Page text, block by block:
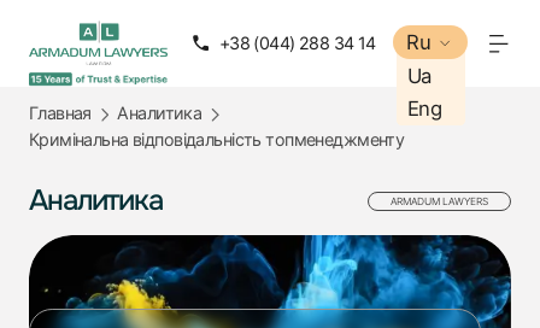
+38 (044) 288 34 14
Ru
Ua
Eng
+38 (050) 288 34 14
Ru
Ua
Eng
Главная
Аналитика
Кримінальна відповідальність топменеджменту
Аналитика ARMADUM LAWYERS